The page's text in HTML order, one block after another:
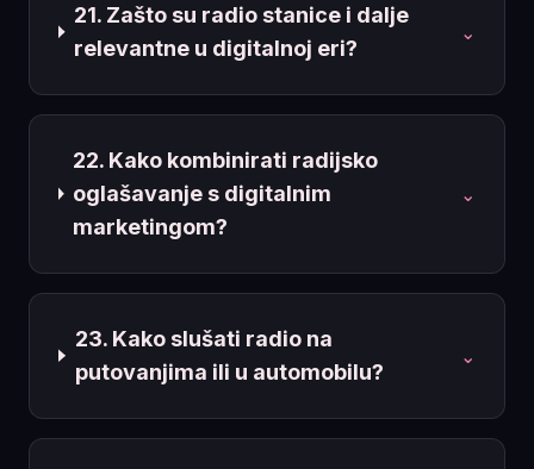
21. Zašto su radio stanice i dalje
relevantne u digitalnoj eri?
⌄
22. Kako kombinirati radijsko
oglašavanje s digitalnim
marketingom?
⌄
23. Kako slušati radio na
putovanjima ili u automobilu?
⌄